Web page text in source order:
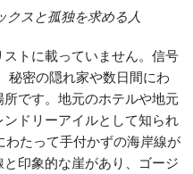
クスと孤独を求める人
トに載っていません。信号
秘密の隠れ家や数日間にわ
です。地元のホテルや地元
ドリーアイルとして知られ
わたって手付かずの海岸線が
印象的な崖があり、ゴージ